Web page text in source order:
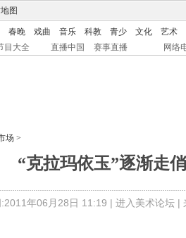
图
春晚 戏曲 音乐 科教 青少 文化
艺术
目大全 直播中国 赛事直播 网络
场 >
“克拉玛依玉”逐渐走俏
年06月28日 11:19 | 进入美术论坛|